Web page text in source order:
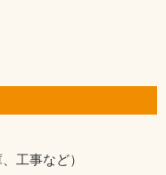
工事など）